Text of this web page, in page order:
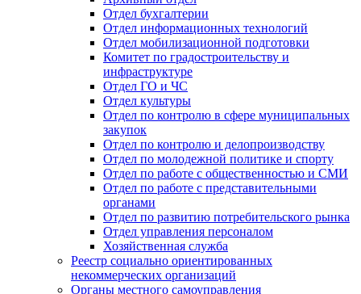
Отдел бухгалтерии
Отдел информационных технологий
Отдел мобилизационной подготовки
Комитет по градостроительству и
инфраструктуре
Отдел ГО и ЧС
Отдел культуры
Отдел по контролю в сфере муниципальных
закупок
Отдел по контролю и делопроизводству
Отдел по молодежной политике и спорту
Отдел по работе с общественностью и СМИ
Отдел по работе с представительными
органами
Отдел по развитию потребительского рынка
Отдел управления персоналом
Хозяйственная служба
Реестр социально ориентированных
некоммерческих организаций
Органы местного самоуправления